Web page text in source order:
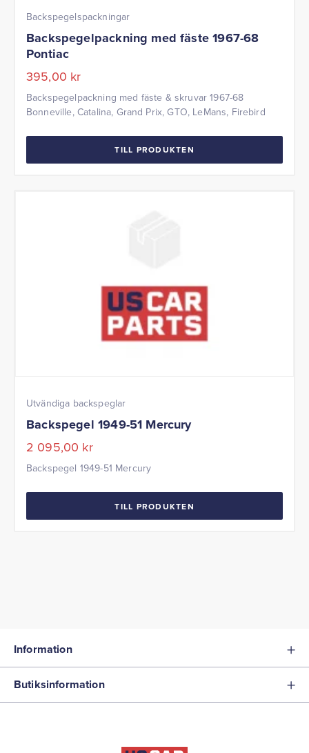
Backspegelspackningar
Backspegelpackning med fäste 1967-68
Pontiac
395,00 kr
Backspegelpackning med fäste & skruvar 1967-68
Bonneville, Catalina, Grand Prix, GTO, LeMans, Firebird
TILL PRODUKTEN
Utvändiga backspeglar
Backspegel 1949-51 Mercury
2 095,00 kr
Backspegel 1949-51 Mercury
TILL PRODUKTEN
Information
Butiksinformation